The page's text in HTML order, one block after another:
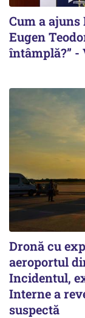
Cum a
Eugen
întâmplă?” -
Dronă cu
aeroportul
Incidentul,
Interne a
suspectă